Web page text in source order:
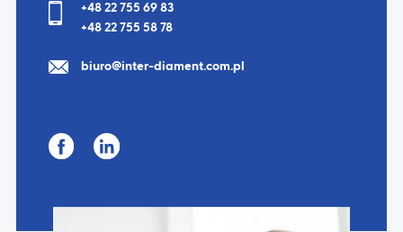
+48 22 755 69 83
+48 22 755 58 78
biuro@inter-diament.com.pl